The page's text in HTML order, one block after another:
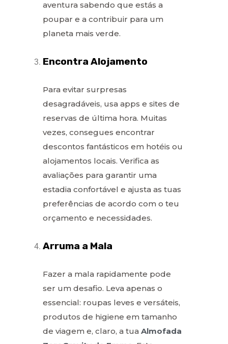
aventura sabendo que estás a
poupar e a contribuir para um
planeta mais verde.
Encontra Alojamento
Para evitar surpresas
desagradáveis, usa apps e sites de
reservas de última hora. Muitas
vezes, consegues encontrar
descontos fantásticos em hotéis ou
alojamentos locais. Verifica as
avaliações para garantir uma
estadia confortável e ajusta as tuas
preferências de acordo com o teu
orçamento e necessidades.
Arruma a Mala
Fazer a mala rapidamente pode
ser um desafio. Leva apenas o
essencial: roupas leves e versáteis,
produtos de higiene em tamanho
de viagem e, claro, a tua Almofada